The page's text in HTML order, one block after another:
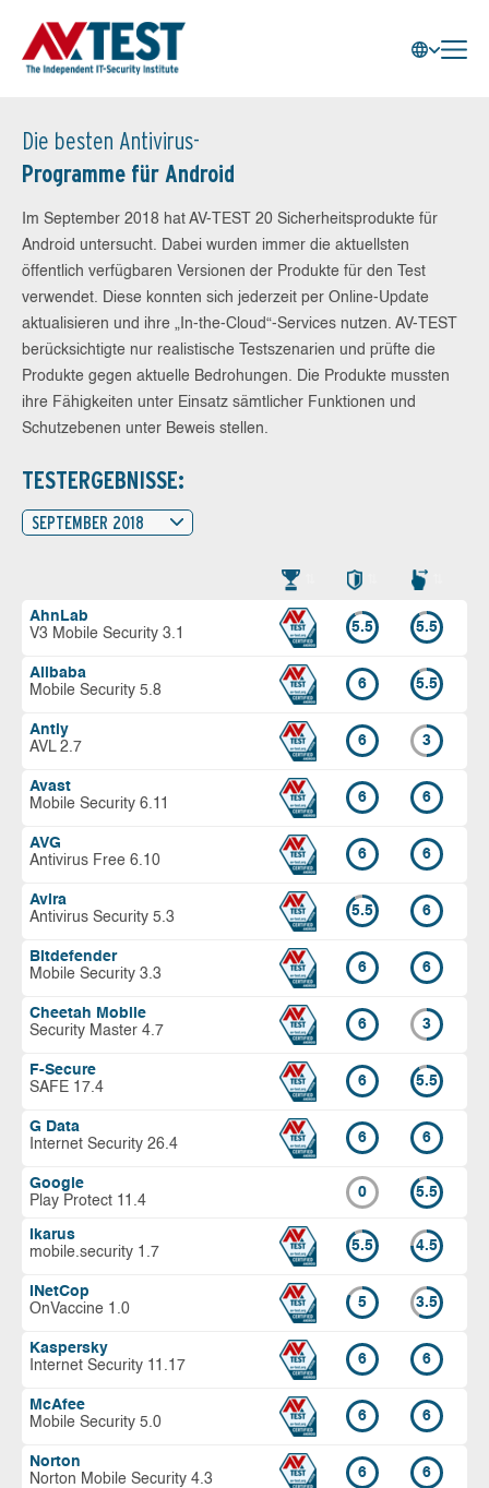
Die besten Antivirus-
Programme für Android
Im September 2018 hat AV-TEST 20 Sicherheitsprodukte für
Android untersucht. Dabei wurden immer die aktuellsten
öffentlich verfügbaren Versionen der Produkte für den Test
verwendet. Diese konnten sich jederzeit per Online-Update
aktualisieren und ihre „In-the-Cloud“-Services nutzen. AV-TEST
berücksichtigte nur realistische Testszenarien und prüfte die
Produkte gegen aktuelle Bedrohungen. Die Produkte mussten
ihre Fähigkeiten unter Einsatz sämtlicher Funktionen und
Schutzebenen unter Beweis stellen.
TESTERGEBNISSE:
SEPTEMBER 2018
AhnLab
V3 Mobile Security 3.1
5.5 5.5
Alibaba
Mobile Security 5.8
6 5.5
Antiy
AVL 2.7
6 3
Avast
Mobile Security 6.11
6 6
AVG
Antivirus Free 6.10
6 6
Avira
Antivirus Security 5.3
5.5 6
Bitdefender
Mobile Security 3.3
6 6
Cheetah Mobile
Security Master 4.7
6 3
F-Secure
SAFE 17.4
6 5.5
G Data
Internet Security 26.4
6 6
Google
Play Protect 11.4
0 5.5
Ikarus
mobile.security 1.7
5.5 4.5
INetCop
OnVaccine 1.0
5 3.5
Kaspersky
Internet Security 11.17
6 6
McAfee
Mobile Security 5.0
6 6
Norton
Norton Mobile Security 4.3
6 6